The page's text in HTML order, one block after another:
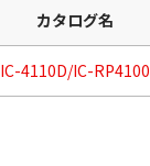
カタログ名
IC-4110D/IC-RP4100